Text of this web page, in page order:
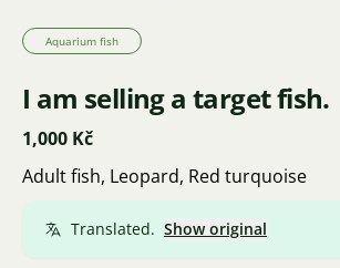
Aquarium fish
I am selling a target fish.
1,000 Kč
Adult fish, Leopard, Red turquoise
Translated. Show original